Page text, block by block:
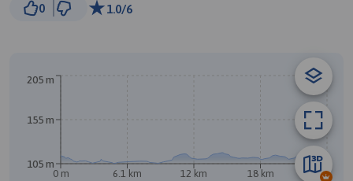
0 1.0/6
0 m 6.1 km 12 km 18 km 24 km
105 m
155 m
205 m